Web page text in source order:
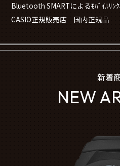
Bluetooth SMARTによるﾓﾊﾞｲﾙﾘﾝ
CASIO正規販売店 国内正規品
新着
NEW